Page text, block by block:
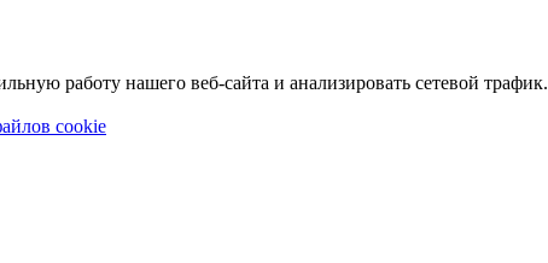
работу нашего веб-сайта и анализировать сетевой трафик.
cookie